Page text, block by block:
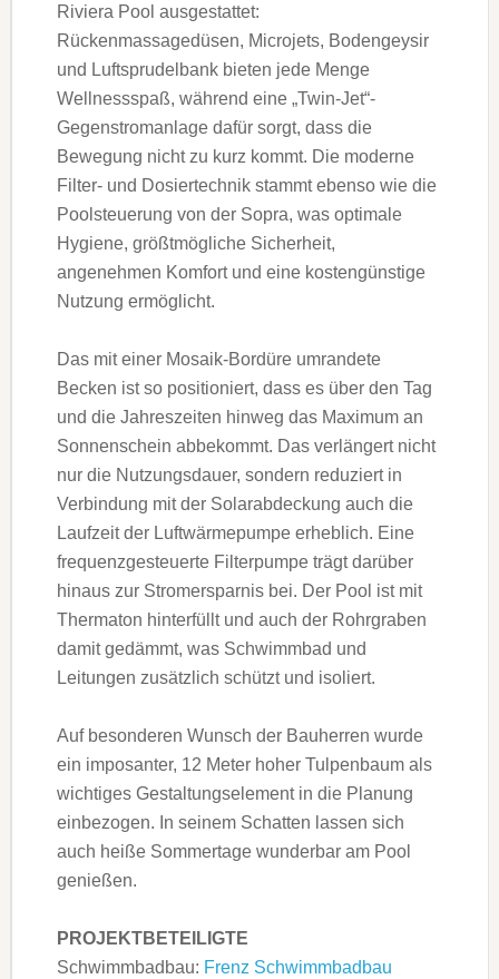
Riviera Pool ausgestattet:
Rückenmassagedüsen, Microjets, Bodengeysir
und Luftsprudelbank bieten jede Menge
Wellnessspaß, während eine „Twin-Jet“-
Gegenstromanlage dafür sorgt, dass die
Bewegung nicht zu kurz kommt. Die moderne
Filter- und Dosiertechnik stammt ebenso wie die
Poolsteuerung von der Sopra, was optimale
Hygiene, größtmögliche Sicherheit,
angenehmen Komfort und eine kostengünstige
Nutzung ermöglicht.
Das mit einer Mosaik-Bordüre umrandete
Becken ist so positioniert, dass es über den Tag
und die Jahreszeiten hinweg das Maximum an
Sonnenschein abbekommt. Das verlängert nicht
nur die Nutzungsdauer, sondern reduziert in
Verbindung mit der Solarabdeckung auch die
Laufzeit der Luftwärmepumpe erheblich. Eine
frequenzgesteuerte Filterpumpe trägt darüber
hinaus zur Stromersparnis bei. Der Pool ist mit
Thermaton hinterfüllt und auch der Rohrgraben
damit gedämmt, was Schwimmbad und
Leitungen zusätzlich schützt und isoliert.
Auf besonderen Wunsch der Bauherren wurde
ein imposanter, 12 Meter hoher Tulpenbaum als
wichtiges Gestaltungselement in die Planung
einbezogen. In seinem Schatten lassen sich
auch heiße Sommertage wunderbar am Pool
genießen.
PROJEKTBETEILIGTE
Schwimmbadbau: Frenz Schwimmbadbau